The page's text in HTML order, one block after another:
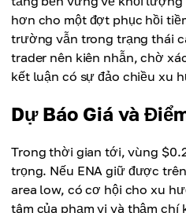
hơn cho một đợt phục hồi
trường vẫn trong trạng thái
trader nên kiên nhẫn, chờ
kết luận có sự đảo chiều xu
Dự Báo Giá và
Trong thời gian tới, vùng
trọng. Nếu ENA giữ được
area low, có cơ hội cho xu
tâm của phạm vi và thậm chí